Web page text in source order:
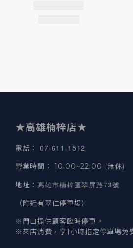
★高雄楠梓店★
電話 ： 07-611-1512
營業時間 ： 10:00~22:00 (無休)
地址 ： 高雄市楠梓區翠屏路73號
（附近有翠仁停車場）
※門口提供顧客臨時停車。
※來店消費，享1小時指定停車場免